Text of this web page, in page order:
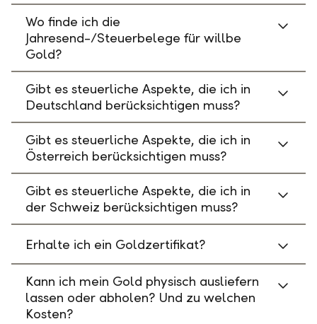
Wo finde ich die
Jahresend-/Steuerbelege für willbe
Gold?
Gibt es steuerliche Aspekte, die ich in
Deutschland berücksichtigen muss?
Gibt es steuerliche Aspekte, die ich in
Österreich berücksichtigen muss?
Gibt es steuerliche Aspekte, die ich in
der Schweiz berücksichtigen muss?
Erhalte ich ein Goldzertifikat?
Kann ich mein Gold physisch ausliefern
lassen oder abholen? Und zu welchen
Kosten?